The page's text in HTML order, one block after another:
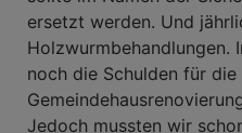
ersetzt werden. Und
Holzwurmbehandlungen.
noch die Schulden für die
Jedoch mussten wir